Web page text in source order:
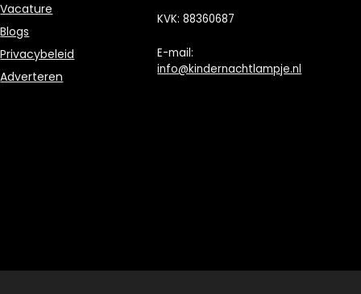
Vacature
Blogs
Privacybeleid
Adverteren
KVK: 88360687
E-mail:
info@kindernachtlampje.nl